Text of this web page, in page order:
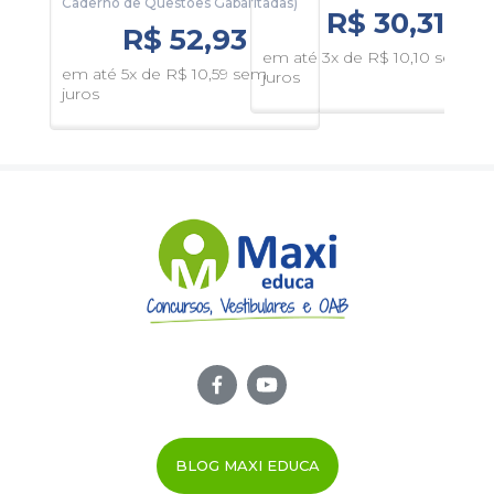
Tempo de Acesso:365 dias
R$ 52,93
em até 5x de R$ 10,59 sem
juros
R$ 30,31
em até 3x de R$ 10,10 sem
juros
BLOG MAXI EDUCA